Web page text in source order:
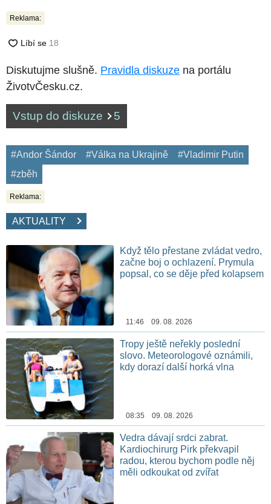
Reklama:
Diskutujme slušně. Pravidla diskuze na portálu
ŽivotvČesku.cz.
Vstup do diskuze 5
#Andor Šándor #Válka na Ukrajině
#Vladimir Putin
#zběh
Reklama:
AKTUALITY
Když tělo přestane zvládat vedro,
začne boj o ochlazení. Prymula
popsal, co se děje před kolapsem
11:46 09. 08. 2026
Tropy ještě neřekly poslední
slovo. Meteorologové oznámili,
kdy dorazí další horká vlna
08:35 09. 08. 2026
Vedra dávají srdci zabrat.
Kardiochirurg Pirk překvapil
radou, kterou bychom podle něj
měli odkoukat od zvířat